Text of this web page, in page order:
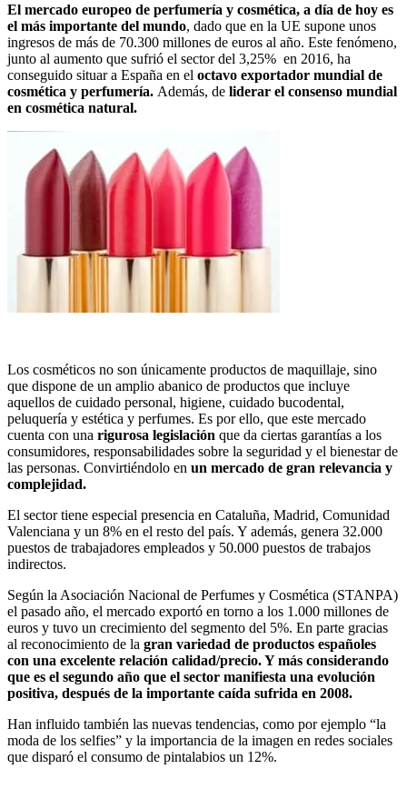
El mercado europeo de perfumería y cosmética, a día de hoy es
el más importante del mundo, dado que en la UE supone unos
ingresos de más de 70.300 millones de euros al año. Este fenómeno,
junto al aumento que sufrió el sector del 3,25% en 2016, ha
conseguido situar a España en el octavo exportador mundial de
cosmética y perfumería. Además, de liderar el consenso mundial
en cosmética natural.
Los cosméticos no son únicamente productos de maquillaje, sino
que dispone de un amplio abanico de productos que incluye
aquellos de cuidado personal, higiene, cuidado bucodental,
peluquería y estética y perfumes. Es por ello, que este mercado
cuenta con una rigurosa legislación que da ciertas garantías a los
consumidores, responsabilidades sobre la seguridad y el bienestar de
las personas. Convirtiéndolo en un mercado de gran relevancia y
complejidad.
El sector tiene especial presencia en Cataluña, Madrid, Comunidad
Valenciana y un 8% en el resto del país. Y además, genera 32.000
puestos de trabajadores empleados y 50.000 puestos de trabajos
indirectos.
Según la Asociación Nacional de Perfumes y Cosmética (STANPA)
el pasado año, el mercado exportó en torno a los 1.000 millones de
euros y tuvo un crecimiento del segmento del 5%. En parte gracias
al reconocimiento de la gran variedad de productos españoles
con una excelente relación calidad/precio.Y más considerando
que es el segundo año que el sector manifiesta una evolución
positiva, después de la importante caída sufrida en 2008.
Han influido también las nuevas tendencias, como por ejemplo “la
moda de los selfies” y la importancia de la imagen en redes sociales
que disparó el consumo de pintalabios un 12%.